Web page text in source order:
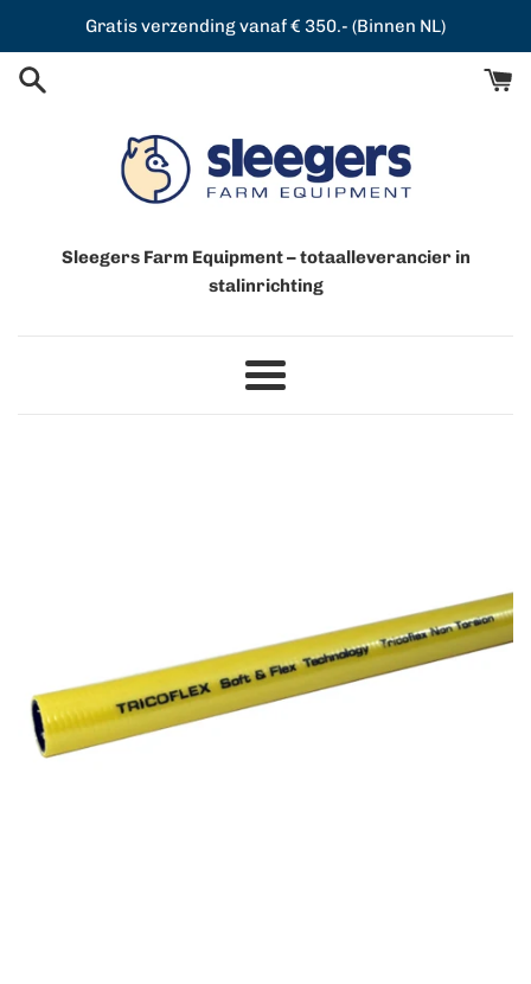
de
content
Gratis verzending vanaf € 350.- (Binnen NL)
Sleegers Farm Equipment – totaalleverancier in
stalinrichting
Menu